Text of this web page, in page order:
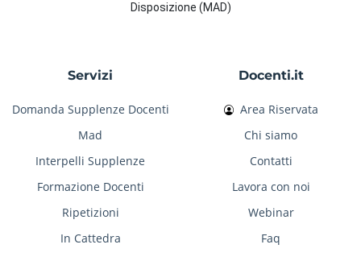
Disposizione (MAD)
Servizi
Domanda Supplenze Docenti
Mad
Interpelli Supplenze
Formazione Docenti
Ripetizioni
In Cattedra
Docenti.it
Area Riservata
Chi siamo
Contatti
Lavora con noi
Webinar
Faq